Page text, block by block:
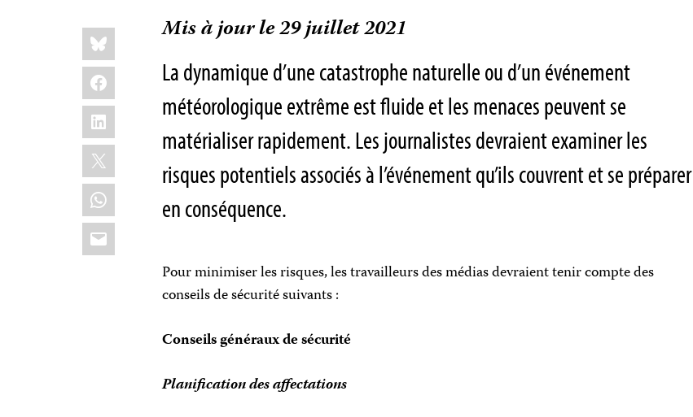
Share
this:
Bluesky
Facebook
LinkedIn
X
WhatsApp
Email
Mis à jour le 29 juillet 2021
La dynamique d’une catastrophe naturelle ou d’un événement
météorologique extrême est fluide et les menaces peuvent se
matérialiser rapidement. Les journalistes devraient examiner les
risques potentiels associés à l’événement qu’ils couvrent et se préparer
en conséquence.
Pour minimiser les risques, les travailleurs des médias devraient tenir compte des
conseils de sécurité suivants :
Conseils généraux de sécurité
Planification des affectations